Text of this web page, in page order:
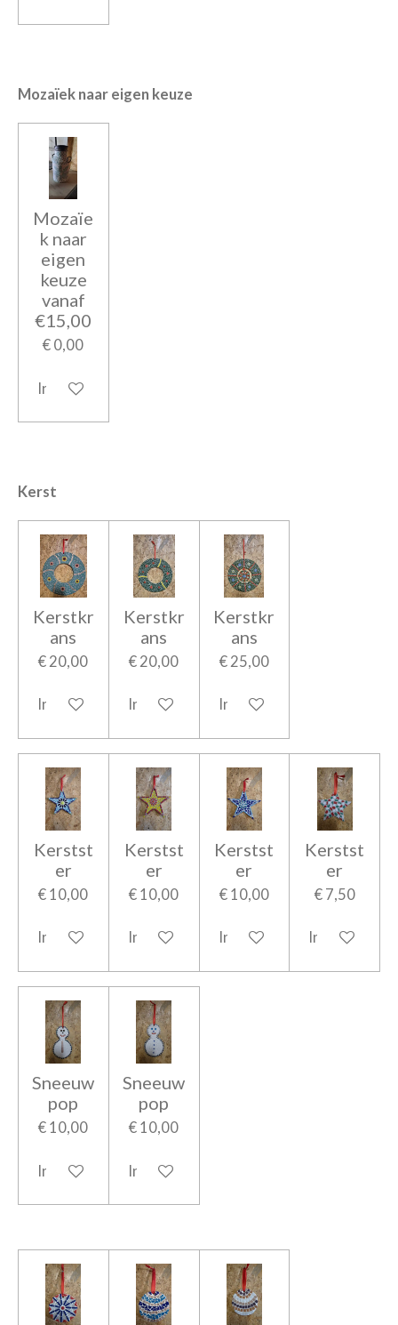
Mozaïek naar eigen keuze
Mozaïe
k naar
eigen
keuze
vanaf
€15,00
€ 0,00
In winkelwagen
Kerst
Kerstkr
ans
€ 20,00
In winkelwagen
Kerstkr
ans
€ 20,00
In winkelwagen
Kerstkr
ans
€ 25,00
In winkelwagen
Kerstst
er
€ 10,00
In winkelwagen
Kerstst
er
€ 10,00
In winkelwagen
Kerstst
er
€ 10,00
In winkelwagen
Kerstst
er
€ 7,50
In
Sneeuw
pop
€ 10,00
In winkelwagen
Sneeuw
pop
€ 10,00
In winkelwagen